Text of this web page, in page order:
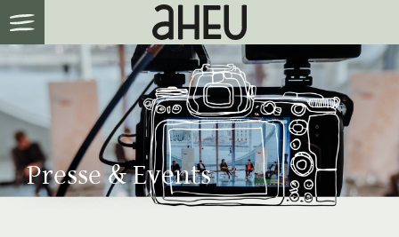
Presse & Events